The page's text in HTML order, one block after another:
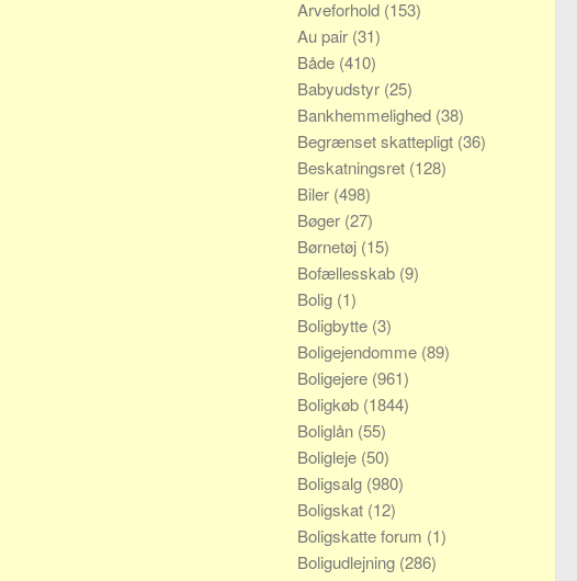
Arveforhold (153)
Au pair (31)
Både (410)
Babyudstyr (25)
Bankhemmelighed (38)
Begrænset skattepligt (36)
Beskatningsret (128)
Biler (498)
Bøger (27)
Børnetøj (15)
Bofællesskab (9)
Bolig (1)
Boligbytte (3)
Boligejendomme (89)
Boligejere (961)
Boligkøb (1844)
Boliglån (55)
Boligleje (50)
Boligsalg (980)
Boligskat (12)
Boligskatte forum (1)
Boligudlejning (286)